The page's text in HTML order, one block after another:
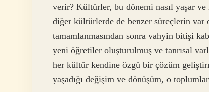
verir? Kültürler, bu dönemi nasıl yaşar
diğer kültürlerde de benzer süreçlerin
tamamlanmasından sonra vahyin bitişi
yeni öğretiler oluşturulmuş ve tanrısal
her kültür kendine özgü bir çözüm
yaşadığı değişim ve dönüşüm, o